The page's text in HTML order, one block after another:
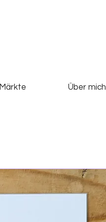
Märkte Über mich